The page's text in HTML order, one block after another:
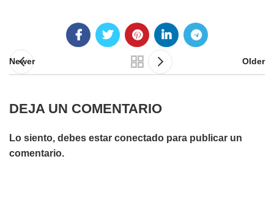
Newer Older
DEJA UN COMENTARIO
Lo siento, debes estar conectado para publicar un
comentario.